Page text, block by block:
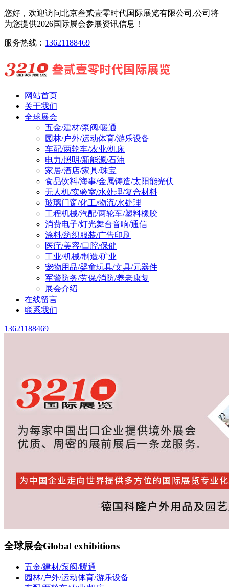
您好，欢迎访问北京叁贰壹零时代国际展览有限公司,公司将
为您提供2026国际展会参展资讯信息！
服务热线： 13621188469
网站首页
关于我们
全球展会
五金/建材/泵阀/暖通
园林/户外/运动体育/游乐设备
车配/两轮车/农业/机床
电力/照明/新能源/石油
家居/酒店/家具/珠宝
食品饮料/海事/金属铸造/太阳能光伏
无人机/实验室/水处理/复合材料
玻璃门窗/化工/物流/水处理
工程机械/汽配/两轮车/塑料橡胶
消费电子/灯光舞台音响/通信
涂料/纺织服装/广告印刷
医疗/美容/口腔/保健
工业/机械/制造/矿业
宠物用品/婴童玩具/文具/元器件
军警防务/劳保/消防/养老康复
展会介绍
在线留言
联系我们
13621188469
全球展会Global exhibitions
五金/建材/泵阀/暖通
园林/户外/运动体育/游乐设备